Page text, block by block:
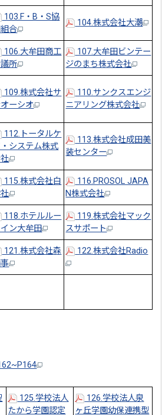
103.F・B・S協
合
104.株式会社大潮
106.大牟田商工
所
107.大牟田ビンテー
ジのまち株式会社
109.株式会社サ
ーシオ
110.サンクスエンジ
ニアリング株式会社
112.トータルケ
システム株式
113.株式会社成田美
装センター
115.株式会社白
116.PROSOL JAPA
N株式会社
118.ホテルルー
イン大牟田
119.株式会社マック
スサポート
121.株式会社森
122.株式会社Radio
125.学校法人
たから学園認定
126.学校法人泉
ヶ丘学園幼保連携型